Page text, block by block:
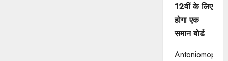
12वीं ​के लिए
होगा एक
समान बोर्ड
Antoniomop